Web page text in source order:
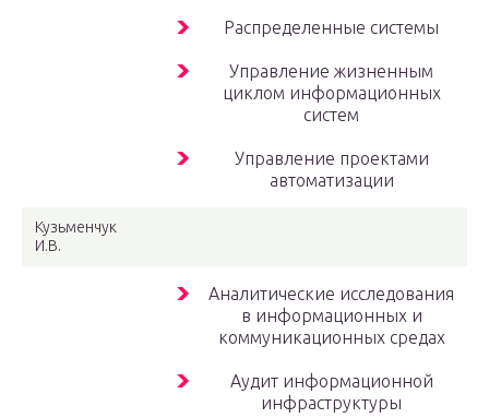
Распределенные системы
Управление жизненным
циклом информационных
систем
Управление проектами
автоматизации
Кузьменчук
И.В.
Аналитические исследования
в информационных и
коммуникационных средах
Аудит информационной
инфраструктуры